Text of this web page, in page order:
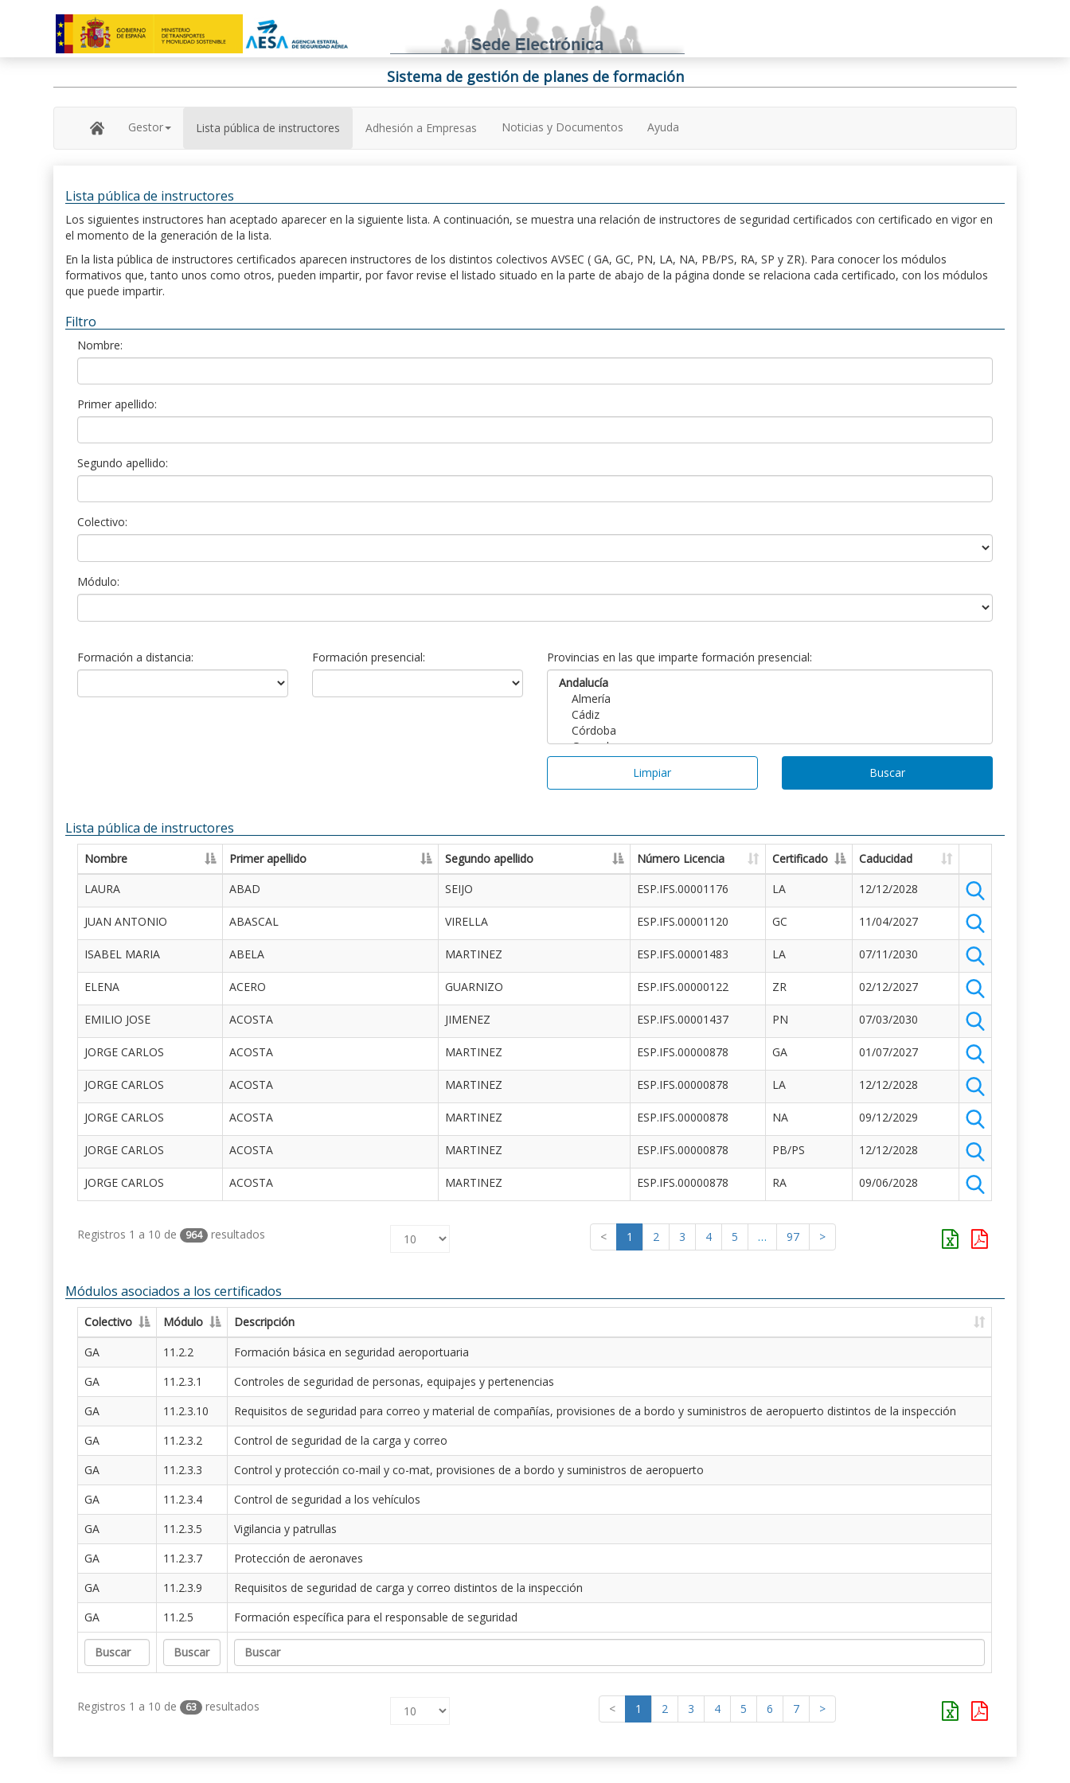
Sistema de gestión de planes de formación
Gestor Lista pública de instructores Adhesión a Empresas Noticias y Documentos Ayuda
Lista pública de instructores
Los siguientes instructores han aceptado aparecer en la siguiente lista. A continuación, se muestra una relación de instructores de seguridad certificados con certificado en vigor en
el momento de la generación de la lista.
En la lista pública de instructores certificados aparecen instructores de los distintos colectivos AVSEC ( GA, GC, PN, LA, NA, PB/PS, RA, SP y ZR). Para conocer los módulos
formativos que, tanto unos como otros, pueden impartir, por favor revise el listado situado en la parte de abajo de la página donde se relaciona cada certificado, con los módulos
que puede impartir.
Filtro
Nombre:
Primer apellido:
Segundo apellido:
Colectivo:
Módulo:
Formación a distancia: Formación presencial: Provincias en las que imparte formación presencial:
Limpiar Buscar
Lista pública de instructores
Nombre Primer apellido Segundo apellido Número Licencia Certificado
Caducidad
LAURA
ABAD SEIJO ESP.IFS.00001176 LA 12/12/2028
JUAN ANTONIO ABASCAL VIRELLA ESP.IFS.00001120 GC 11/04/2027
ISABEL MARIA ABELA MARTINEZ ESP.IFS.00001483 LA 07/11/2030
ELENA ACERO GUARNIZO ESP.IFS.00000122 ZR 02/12/2027
EMILIO JOSE ACOSTA JIMENEZ ESP.IFS.00001437 PN 07/03/2030
JORGE CARLOS ACOSTA MARTINEZ ESP.IFS.00000878 GA 01/07/2027
JORGE CARLOS ACOSTA MARTINEZ ESP.IFS.00000878 LA 12/12/2028
JORGE CARLOS ACOSTA MARTINEZ ESP.IFS.00000878 NA 09/12/2029
JORGE CARLOS ACOSTA MARTINEZ ESP.IFS.00000878 PB/PS 12/12/2028
JORGE CARLOS ACOSTA MARTINEZ ESP.IFS.00000878 RA 09/06/2028
Registros 1 a 10 de 964 resultados < 1 2 3 4 5 … 97 >
Módulos asociados a los certificados
Colectivo Módulo
Descripción
GA
11.2.2
Formación básica en seguridad aeroportuaria
GA
11.2.3.1
Controles de seguridad de personas, equipajes y pertenencias
GA
11.2.3.10
Requisitos de seguridad para correo y material de compañías, provisiones de a bordo y suministros de aeropuerto distintos de la inspección
GA
11.2.3.2
Control de seguridad de la carga y correo
GA
11.2.3.3
Control y protección co-mail y co-mat, provisiones de a bordo y suministros de aeropuerto
GA
11.2.3.4
Control de seguridad a los vehículos
GA
11.2.3.5
Vigilancia y patrullas
GA
11.2.3.7
Protección de aeronaves
GA
11.2.3.9
Requisitos de seguridad de carga y correo distintos de la inspección
GA
11.2.5 Formación específica para el responsable de seguridad
Registros 1 a 10 de 63 resultados < 1 2 3 4 5 6 7 >